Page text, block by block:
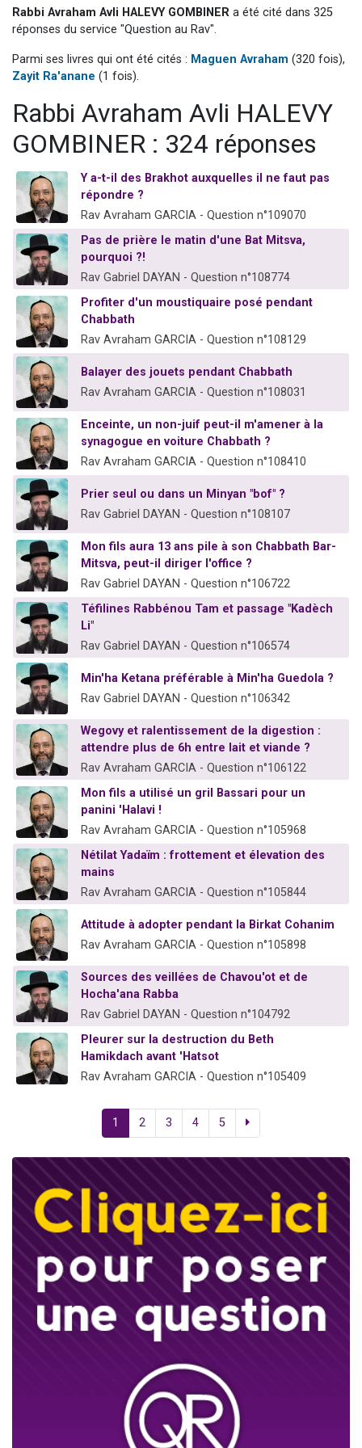
3 personnes viennent de faire un don pour 5 jours de vacances aux Orphelins
Odaya vient de donner son Maasser
2 personnes viennent de faire un don pour Tsédaka : pauvres d'Israel
11 personnes viennent de demander une bénédiction
Rabbi Avraham Avli HALEVY GOMBINER a été cité dans 325
réponses du service "Question au Rav".
Parmi ses livres qui ont été cités : Maguen Avraham (320 fois),
Zayit Ra'anane (1 fois).
Rabbi Avraham Avli HALEVY
GOMBINER : 324 réponses
Y a-t-il des Brakhot auxquelles il ne faut pas
répondre ?
Rav Avraham GARCIA - Question n°109070
Pas de prière le matin d'une Bat Mitsva,
pourquoi ?!
Rav Gabriel DAYAN - Question n°108774
Profiter d'un moustiquaire posé pendant
Chabbath
Rav Avraham GARCIA - Question n°108129
Balayer des jouets pendant Chabbath
Rav Avraham GARCIA - Question n°108031
Enceinte, un non-juif peut-il m'amener à la
synagogue en voiture Chabbath ?
Rav Avraham GARCIA - Question n°108410
Prier seul ou dans un Minyan "bof" ?
Rav Gabriel DAYAN - Question n°108107
Mon fils aura 13 ans pile à son Chabbath Bar-
Mitsva, peut-il diriger l'office ?
Rav Gabriel DAYAN - Question n°106722
Téfilines Rabbénou Tam et passage "Kadèch
Li"
Rav Gabriel DAYAN - Question n°106574
Min'ha Ketana préférable à Min'ha Guedola ?
Rav Gabriel DAYAN - Question n°106342
Wegovy et ralentissement de la digestion :
attendre plus de 6h entre lait et viande ?
Rav Avraham GARCIA - Question n°106122
Mon fils a utilisé un gril Bassari pour un
panini 'Halavi !
Rav Avraham GARCIA - Question n°105968
Nétilat Yadaïm : frottement et élevation des
mains
Rav Avraham GARCIA - Question n°105844
Attitude à adopter pendant la Birkat Cohanim
Rav Avraham GARCIA - Question n°105898
Sources des veillées de Chavou'ot et de
Hocha'ana Rabba
Rav Gabriel DAYAN - Question n°104792
Pleurer sur la destruction du Beth
Hamikdach avant 'Hatsot
Rav Avraham GARCIA - Question n°105409
1 2 3 4 5